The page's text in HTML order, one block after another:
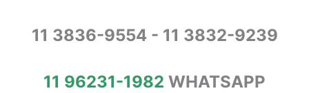
11 3836-9554 - 11 3832-9239
11 96231-1982 WHATSAPP